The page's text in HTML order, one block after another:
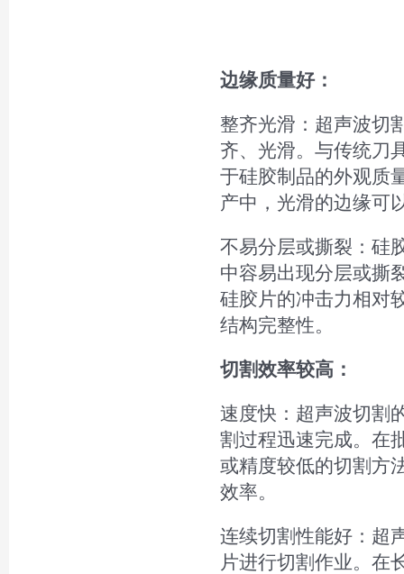
边缘质量好：
整齐光滑：超声波切
齐、光滑。与传统刀
于硅胶制品的外观质
产中，光滑的边缘可
不易分层或撕裂：硅
中容易出现分层或撕
硅胶片的冲击力相对
结构完整性。
切割效率较高：
速度快：超声波切割
割过程迅速完成。在
或精度较低的切割方
效率。
连续切割性能好：超
片进行切割作业。在